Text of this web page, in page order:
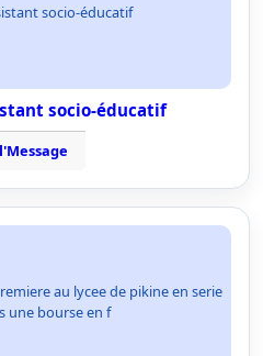
socio-éducatif
socio-éducatif
au lycee de pikine en serie
une bourse en f